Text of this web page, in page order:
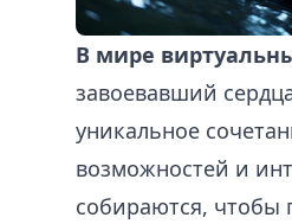
В мире
завоевавший
уникальное
возможностей и
собираются, чтобы